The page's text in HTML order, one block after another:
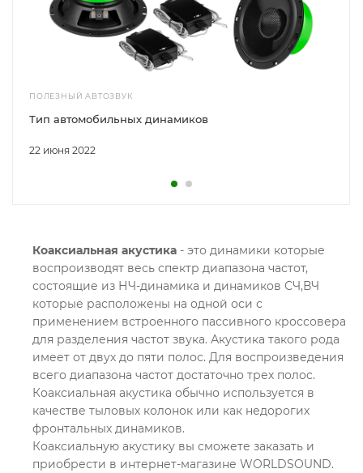
ПОЛЕЗНЫЙ АВТОЗВУК
22 июня 2022
Тип автомобильных динамиков
Коаксиальная акустика - это динамики которые
воспроизводят весь спектр диапазона частот,
состоящие из НЧ-динамика и динамиков СЧ,ВЧ
которые расположены на одной оси с
применением встроенного пассивного кроссовера
для разделения частот звука. Акустика такого рода
имеет от двух до пяти полос. Для воспроизведения
всего диапазона частот достаточно трех полос.
Коаксиальная акустика обычно используется в
качестве тыловых колонок или как недорогих
фронтальных динамиков.
Коаксиальную акустику вы сможете заказать и
приобрести в интернет-магазине WORLDSOUND.